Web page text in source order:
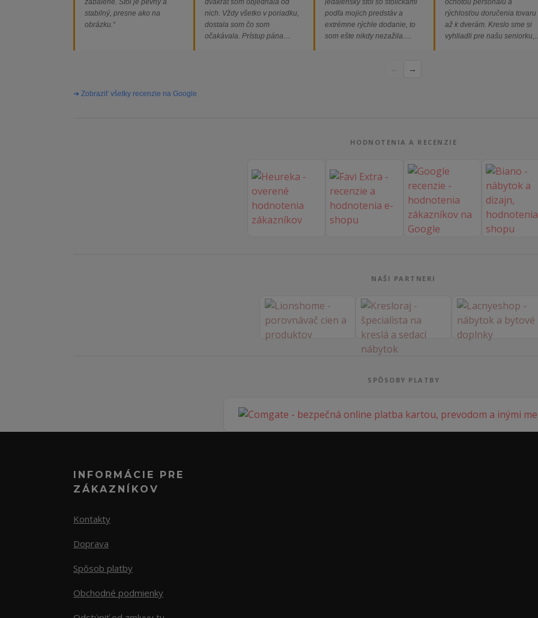
stabilný, presne ako na
obrázku.“
nich. Vždy všetko v poriadku,
dostala som čo som
očakávala. Prístup pána
podľa mojich predstáv a
extrémne rýchle dodanie, to
som ešte nikdy nezažila.
rýchlosťou doručenia tovaru
až k dverám. Kreslo sme si
vyhliadli pre našu seniorku,
→
➔ Zobraziť všetky recenzie na Google
HODNOTENIA A RECENZIE
NAŠI PARTNERI
SPÔSOBY PLATBY
INFORMÁCIE PRE
ZÁKAZNÍKOV
Kontakty
Doprava
Spôsob platby
Obchodné podmienky